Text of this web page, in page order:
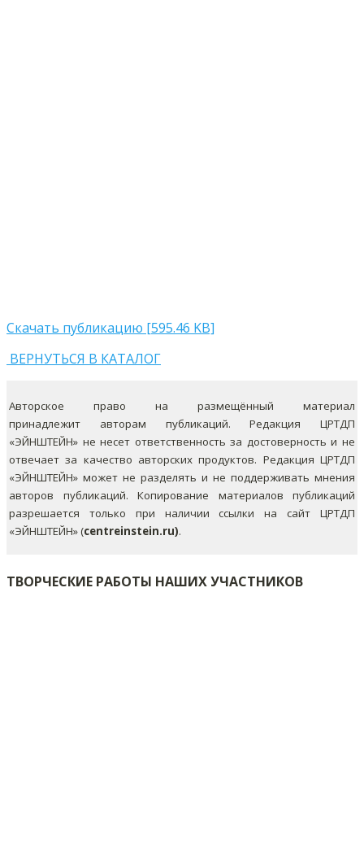
Скачать публикацию [595.46 KB]
ВЕРНУТЬСЯ В КАТАЛОГ
Авторское право на размещённый материал
принадлежит авторам публикаций. Редакция ЦРТДП
«ЭЙНШТЕЙН» не несет ответственность за достоверность и не
отвечает за качество авторских продуктов. Редакция ЦРТДП
«ЭЙНШТЕЙН» может не разделять и не поддерживать мнения
авторов публикаций. Копирование материалов публикаций
разрешается только при наличии ссылки на сайт ЦРТДП
«ЭЙНШТЕЙН» (centreinstein.ru).
ТВОРЧЕСКИЕ РАБОТЫ НАШИХ УЧАСТНИКОВ